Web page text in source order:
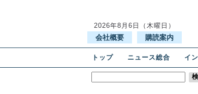
2026年8月6日（木曜日）
会社概要 購読案内
トップ ニュース総合 イ